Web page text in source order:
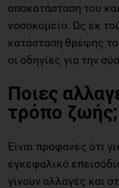
αποκατάσταση του
νοσοκομείο. Ως εκ
κατάσταση θρέψης
οι οδηγίες για την
Ποιες
τρόπο ζωής;
Είναι προφανές ότι
εγκεφαλικό
γίνουν αλλαγές και